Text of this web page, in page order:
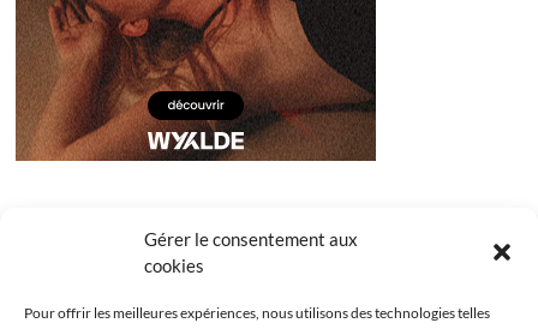
Gérer le consentement aux
cookies
Pour offrir les meilleures expériences, nous utilisons des technologies telles